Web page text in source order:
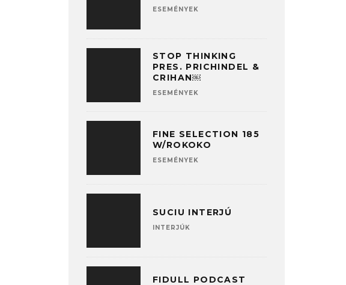
ESEMÉNYEK
STOP THINKING
PRES. PRICHINDEL &
CRIHAN￼
ESEMÉNYEK
FINE SELECTION 185
W/ROKOKO
ESEMÉNYEK
SUCIU INTERJÚ
INTERJÚK
FIDULL PODCAST